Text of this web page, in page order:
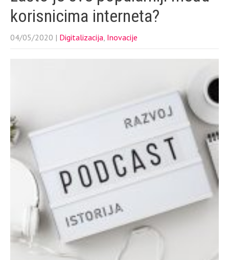
korisnicima interneta?
04/05/2020 | Digitalizacija, Inovacije